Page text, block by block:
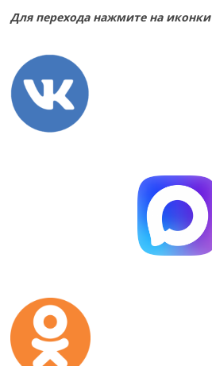
Для перехода нажмите на иконки